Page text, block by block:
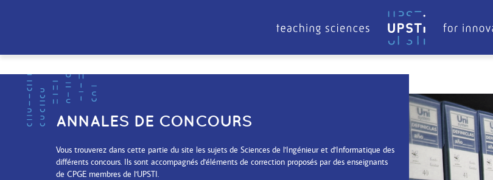
ANNALES DE CONCOURS
Vous trouverez dans cette partie du site les sujets de Sciences de l'Ingénieur et d'Informatique des
différents concours. Ils sont accompagnés d'éléments de correction proposés par des enseignants
de CPGE membres de l'UPSTI.